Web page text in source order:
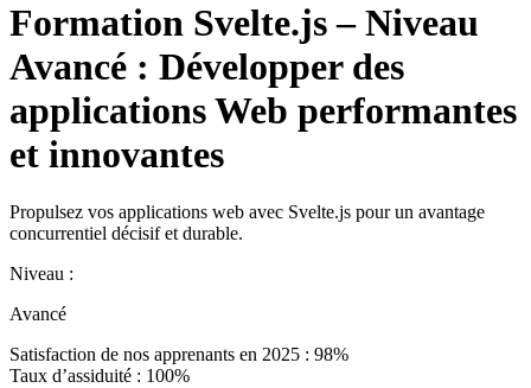
Formation Svelte.js – Niveau
Avancé : Développer des
applications Web performantes
et innovantes
Propulsez vos applications web avec Svelte.js pour un avantage
concurrentiel décisif et durable.
Niveau :
Avancé
Satisfaction de nos apprenants en 2025 : 98%
Taux d’assiduité : 100%